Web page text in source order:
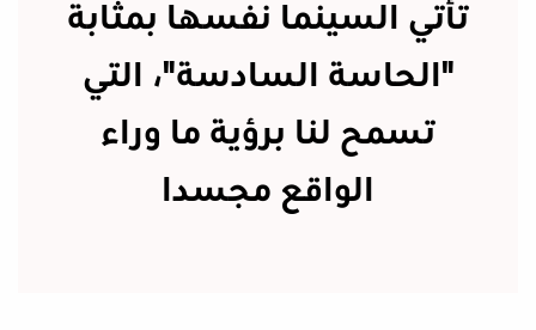
تأتي السينما نفسها بمثابة
"الحاسة السادسة"، التي
تسمح لنا برؤية ما وراء
الواقع مجسدا